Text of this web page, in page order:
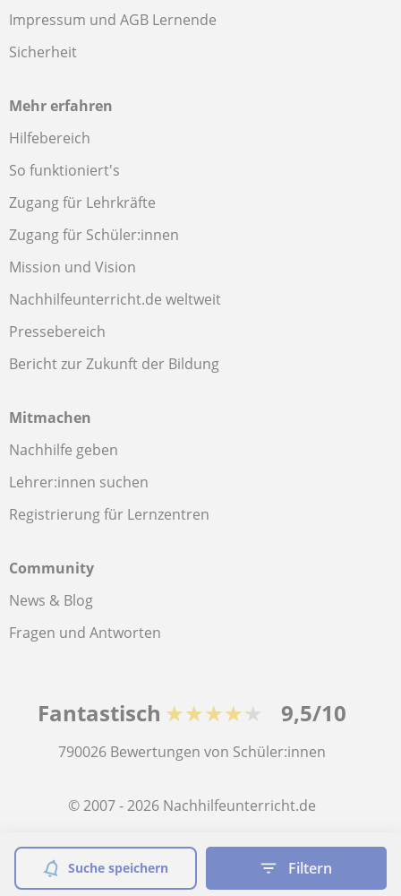
Suche speichern Filtern
Impressum und AGB Lernende
Sicherheit
Mehr erfahren
Hilfebereich
So funktioniert's
Zugang für Lehrkräfte
Zugang für Schüler:innen
Mission und Vision
Nachhilfeunterricht.de weltweit
Pressebereich
Bericht zur Zukunft der Bildung
Mitmachen
Nachhilfe geben
Lehrer:innen suchen
Registrierung für Lernzentren
Community
News & Blog
Fragen und Antworten
Fantastisch ★★★★★ 9,5/10
790026 Bewertungen von Schüler:innen
© 2007 - 2026 Nachhilfeunterricht.de
Sitemap:Private Lehrkräfte